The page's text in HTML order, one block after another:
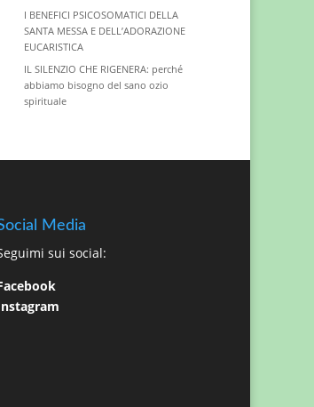
I BENEFICI PSICOSOMATICI DELLA
SANTA MESSA E DELL’ADORAZIONE
EUCARISTICA
IL SILENZIO CHE RIGENERA: perché
abbiamo bisogno del sano ozio
spirituale
Media
sui social: